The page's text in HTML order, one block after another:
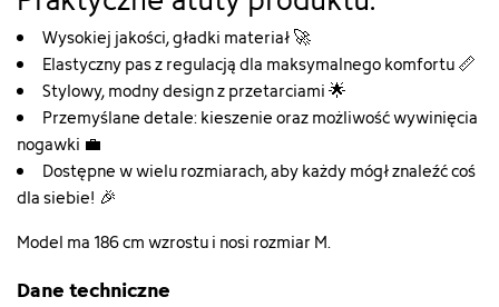
Wysokiej jakości, gładki materiał 🚀
Elastyczny pas z regulacją dla maksymalnego komfortu 📏
Stylowy, modny design z przetarciami 🌟
Przemyślane detale: kieszenie oraz możliwość wywinięcia
nogawki 💼
Dostępne w wielu rozmiarach, aby każdy mógł znaleźć coś
dla siebie! 🎉
Model ma 186 cm wzrostu i nosi rozmiar M.
Dane techniczne